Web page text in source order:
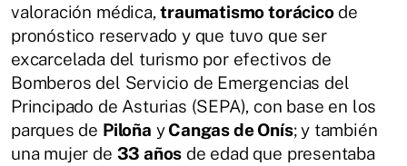
valoración médica,traumatismo torácicode
pronóstico reservado y que tuvo que ser
excarcelada del turismo por efectivos de
Bomberos del Servicio de Emergencias del
Principado de Asturias (SEPA), con base en los
parques de Piloña yCangas de Onís; y también
una mujer de 33 años de edad que presentaba